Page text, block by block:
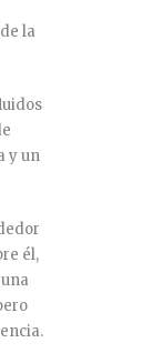
la
y un
él,